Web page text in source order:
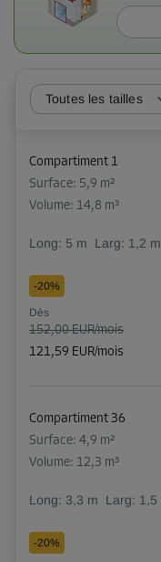
Toutes les tailles
Compartiment 1
Surface: 5,9 m²
Volume: 14,8 m³
Long: 5 m Larg: 1,2 m
-20%
Dès
152,00 EUR/mois
121,59 EUR/mois
Compartiment 36
Surface: 4,9 m²
Volume: 12,3 m³
Long: 3,3 m Larg: 1,5
-20%